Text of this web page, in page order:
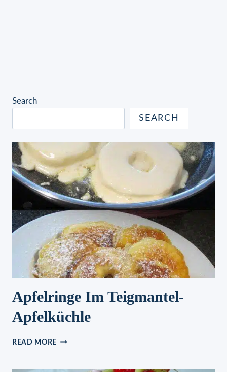
Search
SEARCH
Apfelringe Im Teigmantel-
Apfelküchle
READ MORE APFELRINGE